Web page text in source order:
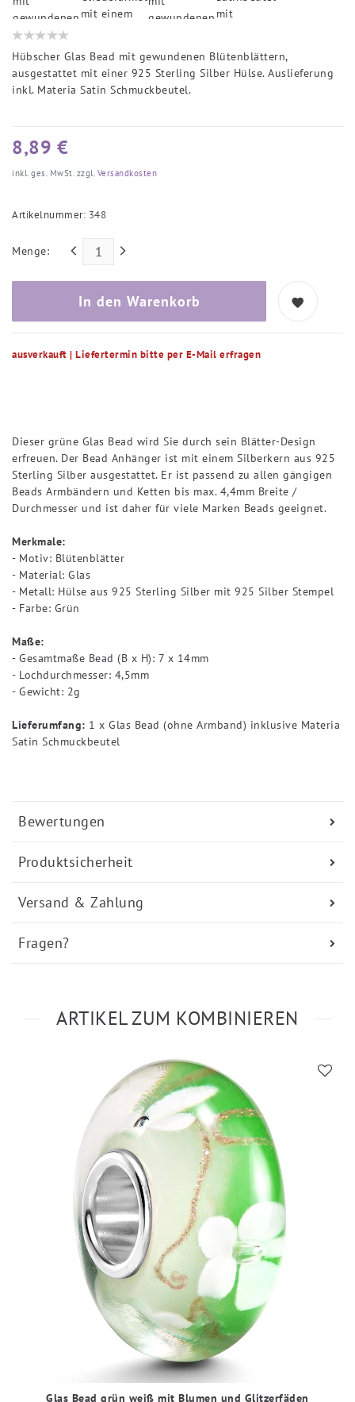
Hübscher Glas Bead mit gewundenen Blütenblättern,
ausgestattet mit einer 925 Sterling Silber Hülse. Auslieferung
inkl. Materia Satin Schmuckbeutel.
8,89 €
inkl. ges. MwSt. zzgl. Versandkosten
Artikelnummer: 348
Menge:
In den Warenkorb
ausverkauft | Liefertermin bitte per E-Mail erfragen
Bewertungen
Produktsicherheit
Versand & Zahlung
Fragen?
Dieser grüne Glas Bead wird Sie durch sein Blätter-Design
erfreuen. Der Bead Anhänger ist mit einem Silberkern aus 925
Sterling Silber ausgestattet. Er ist passend zu allen gängigen
Beads Armbändern und Ketten bis max. 4,4mm Breite /
Durchmesser und ist daher für viele Marken Beads geeignet.
Merkmale:
- Motiv: Blütenblätter
- Material: Glas
- Metall: Hülse aus 925 Sterling Silber mit 925 Silber Stempel
- Farbe: Grün
Maße:
- Gesamtmaße Bead (B x H): 7 x 14mm
- Lochdurchmesser: 4,5mm
- Gewicht: 2g
Lieferumfang: 1 x Glas Bead (ohne Armband) inklusive Materia
Satin Schmuckbeutel
ARTIKEL ZUM KOMBINIEREN
Glas Bead grün weiß mit Blumen und Glitzerfäden